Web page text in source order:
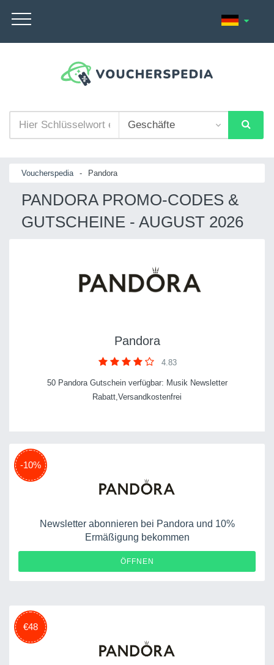
Voucherspedia - Pandora
PANDORA PROMO-CODES &
GUTSCHEINE - AUGUST 2026
Pandora
4.83
50 Pandora Gutschein verfügbar: Musik Newsletter
Rabatt,Versandkostenfrei
-10%
Newsletter abonnieren bei Pandora und 10%
Ermäßigung bekommen
ÖFFNEN
€48